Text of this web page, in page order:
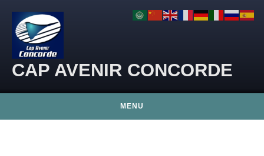
CAP AVENIR CONCORDE
MENU